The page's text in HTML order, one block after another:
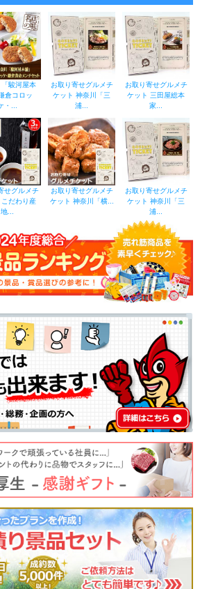
駿河屋本
倉コロッ
・...
お取り寄せグルメチ
ケット 神奈川「三
浦...
お取り寄せグルメチ
ケット 三田屋総本
家...
せグルメチ
だわり産
地...
お取り寄せグルメチ
ケット 神奈川「横...
お取り寄せグルメチ
ケット 神奈川「三
浦...